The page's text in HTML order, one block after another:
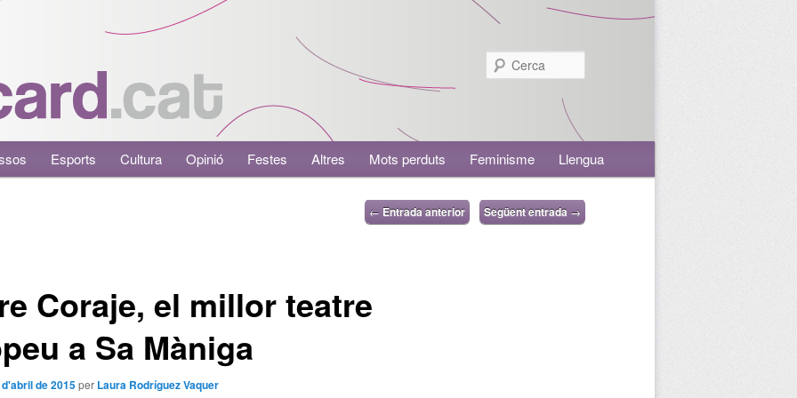
Esports Cultura Opinió Festes Altres Mots perduts Feminisme Llengua
← Entrada anterior Següent entrada →
Coraje, el millor teatre
a Sa Màniga
de 2015per Laura Rodríguez Vaquer